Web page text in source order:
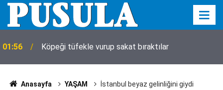
01:56 Köpeği tüfekle vurup sakat bıraktılar
Anasayfa YAŞAM
İstanbul beyaz gelinliğini giydi